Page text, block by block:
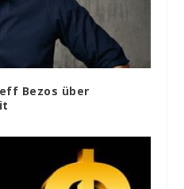
Bezos über